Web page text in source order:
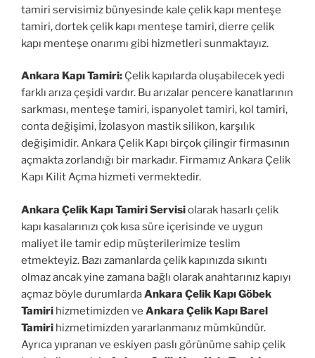
tamiri servisimiz bünyesinde kale çelik kapı menteşe
tamiri, dortek çelik kapı menteşe tamiri, dierre çelik
kapı menteşe onarımı gibi hizmetleri sunmaktayız.
Ankara Kapı Tamiri: Çelik kapılarda oluşabilecek yedi
farklı arıza çeşidi vardır. Bu arızalar pencere kanatlarının
sarkması, menteşe tamiri, ispanyolet tamiri, kol tamiri,
conta değişimi, İzolasyon mastik silikon, karşılık
değişimidir. Ankara Çelik Kapı birçok çilingir firmasının
açmakta zorlandığı bir markadır. Firmamız Ankara Çelik
Kapı Kilit Açma hizmeti vermektedir.
Ankara Çelik Kapı Tamiri Servisiolarak hasarlı çelik
kapı kasalarınızı çok kısa süre içerisinde ve uygun
maliyet ile tamir edip müşterilerimize teslim
etmekteyiz. Bazı zamanlarda çelik kapınızda sıkıntı
olmaz ancak yine zamana bağlı olarak anahtarınız kapıyı
açmaz böyle durumlardaAnkara Çelik Kapı Göbek
Tamiri hizmetimizden ve Ankara Çelik Kapı Barel
Tamiri hizmetimizden yararlanmanız mümkündür.
Ayrıca yıpranan ve eskiyen paslı görünüme sahip çelik